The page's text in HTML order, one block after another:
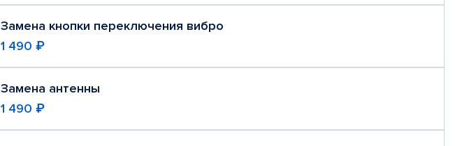
Замена кнопки переключения вибро
1 490 ₽
Замена антенны
1 490 ₽